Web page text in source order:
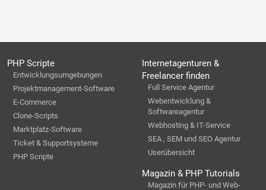
PHP Scripte
Entwicklungsumgebungen
Projektmanagement-Software
E-Commerce
Clone-Scripts
Marktplatz-Software
Ticket & Supportsysteme
PHP Scripte
Internetagenturen &
Freelancer finden
Full Service Agentur
Webentwicklung &
Softwareagentur
Webhosting & IT-Service
SEA , SEM und SEO Agentur
Userübersicht
Magazin & PHP Tutorials
Magazin für PHP- und Web-